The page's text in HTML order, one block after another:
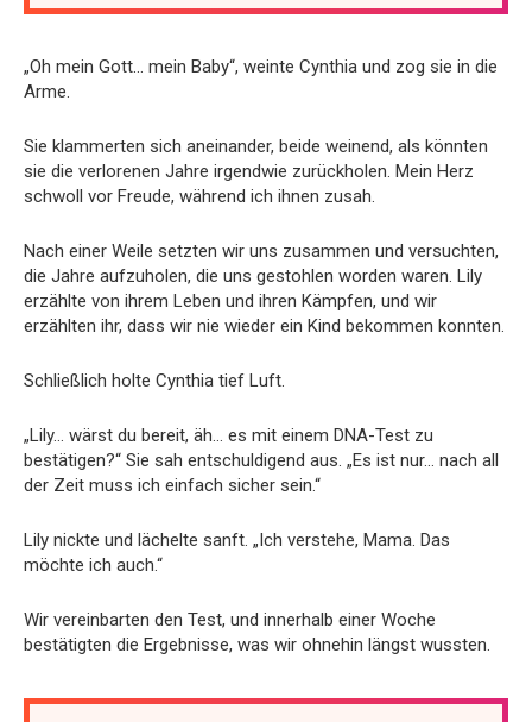
„Oh mein Gott… mein Baby“, weinte Cynthia und zog sie in die
Arme.
Sie klammerten sich aneinander, beide weinend, als könnten
sie die verlorenen Jahre irgendwie zurückholen. Mein Herz
schwoll vor Freude, während ich ihnen zusah.
Nach einer Weile setzten wir uns zusammen und versuchten,
die Jahre aufzuholen, die uns gestohlen worden waren. Lily
erzählte von ihrem Leben und ihren Kämpfen, und wir
erzählten ihr, dass wir nie wieder ein Kind bekommen konnten.
Schließlich holte Cynthia tief Luft.
„Lily… wärst du bereit, äh… es mit einem DNA-Test zu
bestätigen?“ Sie sah entschuldigend aus. „Es ist nur… nach all
der Zeit muss ich einfach sicher sein.“
Lily nickte und lächelte sanft. „Ich verstehe, Mama. Das
möchte ich auch.“
Wir vereinbarten den Test, und innerhalb einer Woche
bestätigten die Ergebnisse, was wir ohnehin längst wussten.